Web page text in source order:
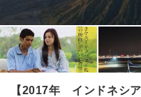
【2017年 インドネシ